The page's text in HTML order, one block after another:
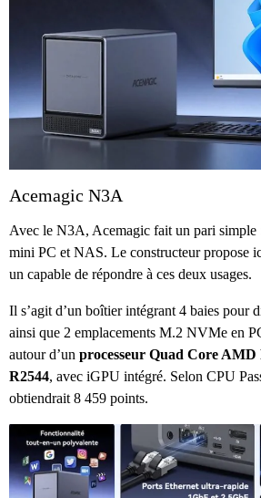
Acemagic N3A
Avec le N3A, Acemagic fait un pari simple
mini PC et NAS. Le constructeur propose
un capable de répondre à ces deux usages.
Il s’agit d’un boîtier intégrant 4 baies pour
ainsi que 2 emplacements M.2 NVMe en
autour d’un processeur Quad Core AMD
R2544, avec iGPU intégré. Selon CPU
obtiendrait 8 459 points.